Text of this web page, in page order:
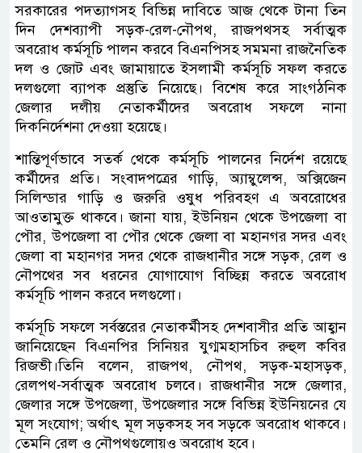
সরকারের পদত্যাগসহ বিভিন্ন দাবিতে আজ থেকে টানা তিন
দিন দেশব্যাপী সড়ক-রেল-নৌপথ, রাজপথসহ সর্বাত্মক
অবরোধ কর্মসূচি পালন করবে বিএনপিসহ সমমনা রাজনৈতিক
দল ও জোট এবং জামায়াতে ইসলামী কর্মসূচি সফল করতে
দলগুলো ব্যাপক প্রস্তুতি নিয়েছে। বিশেষ করে সাংগঠনিক
জেলার দলীয় নেতাকর্মীদের অবরোধ সফলে নানা
দিকনির্দেশনা দেওয়া হয়েছে।
শান্তিপূর্ণভাবে সতর্ক থেকে কর্মসূচি পালনের নির্দেশ রয়েছে
কর্মীদের প্রতি। সংবাদপত্রের গাড়ি, অ্যাম্বুলেন্স, অক্সিজেন
সিলিন্ডার গাড়ি ও জরুরি ওষুধ পরিবহণ এ অবরোধের
আওতামুক্ত থাকবে। জানা যায়, ইউনিয়ন থেকে উপজেলা বা
পৌর, উপজেলা বা পৌর থেকে জেলা বা মহানগর সদর এবং
জেলা বা মহানগর সদর থেকে রাজধানীর সঙ্গে সড়ক, রেল ও
নৌপথের সব ধরনের যোগাযোগ বিচ্ছিন্ন করতে অবরোধ
কর্মসূচি পালন করবে দলগুলো।
কর্মসূচি সফলে সর্বস্তরের নেতাকর্মীসহ দেশবাসীর প্রতি আহ্বান
জানিয়েছেন বিএনপির সিনিয়র যুগ্মমহাসচিব রুহুল কবির
রিজভী।তিনি বলেন, রাজপথ, নৌপথ, সড়ক-মহাসড়ক,
রেলপথ-সর্বাত্মক অবরোধ চলবে। রাজধানীর সঙ্গে জেলার,
জেলার সঙ্গে উপজেলা, উপজেলার সঙ্গে বিভিন্ন ইউনিয়নের যে
মূল সংযোগ; অর্থাৎ মূল সড়কসহ সব সড়কে অবরোধ থাকবে।
তেমনি রেল ও নৌপথগুলোয়ও অবরোধ হবে।